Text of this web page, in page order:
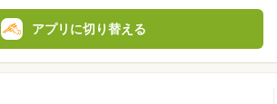
アプリに切り替える